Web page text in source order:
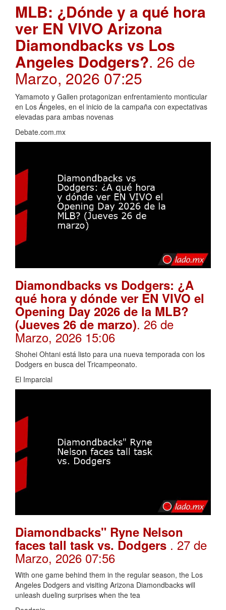
MLB: ¿Dónde y a qué hora
ver EN VIVO Arizona
Diamondbacks vs Los
Angeles Dodgers?. 26 de
Marzo, 2026 07:25
Yamamoto y Gallen protagonizan enfrentamiento monticular
en Los Ángeles, en el inicio de la campaña con expectativas
elevadas para ambas novenas
Debate.com.mx
Diamondbacks vs Dodgers: ¿A
qué hora y dónde ver EN VIVO el
Opening Day 2026 de la MLB?
(Jueves 26 de marzo). 26 de
Marzo, 2026 15:06
Shohei Ohtani está listo para una nueva temporada con los
Dodgers en busca del Tricampeonato.
El Imparcial
Diamondbacks" Ryne Nelson
faces tall task vs. Dodgers . 27 de
Marzo, 2026 07:56
With one game behind them in the regular season, the Los
Angeles Dodgers and visiting Arizona Diamondbacks will
unleash dueling surprises when the tea